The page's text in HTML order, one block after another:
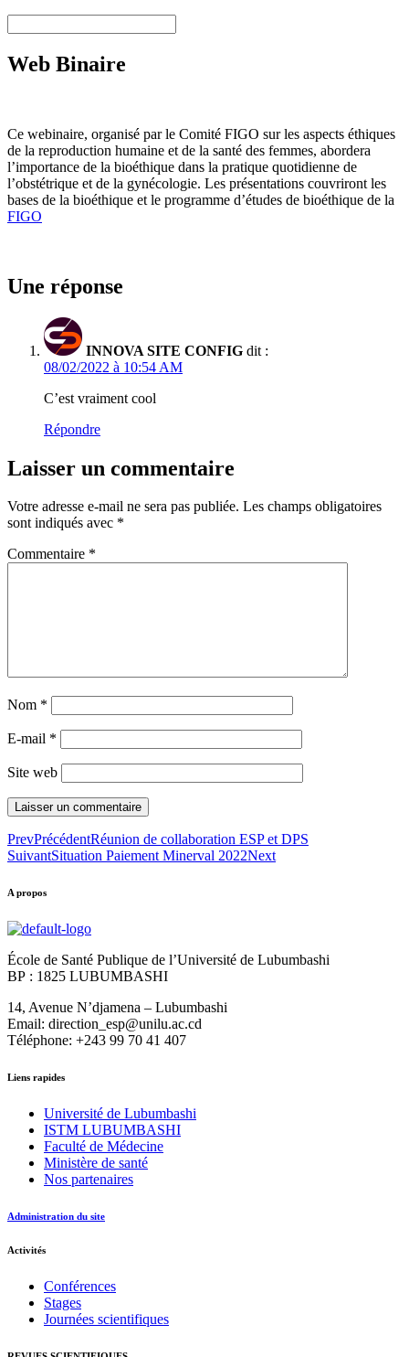
Web Binaire
Ce webinaire, organisé par le Comité FIGO sur les aspects éthiques
de la reproduction humaine et de la santé des femmes, abordera
l’importance de la bioéthique dans la pratique quotidienne de
l’obstétrique et de la gynécologie. Les présentations couvriront les
bases de la bioéthique et le programme d’études de bioéthique de la
FIGO
Une réponse
INNOVA SITE CONFIG dit :
08/02/2022 à 10:54 AM
C’est vraiment cool
Répondre
Laisser un commentaire
Votre adresse e-mail ne sera pas publiée. Les champs obligatoires
sont indiqués avec *
Commentaire *
Nom *
E-mail *
Site web
PrevPrécédentRéunion de collaboration ESP et DPS
SuivantSituation Paiement Minerval 2022Next
A propos
École de Santé Publique de l’Université de Lubumbashi
BP : 1825 LUBUMBASHI
14, Avenue N’djamena – Lubumbashi
Email: direction_esp@unilu.ac.cd
Téléphone: +243 99 70 41 407
Liens rapides
Université de Lubumbashi
ISTM LUBUMBASHI
Faculté de Médecine
Ministère de santé
Nos partenaires
Administration du site
Activités
Conférences
Stages
Journées scientifiques